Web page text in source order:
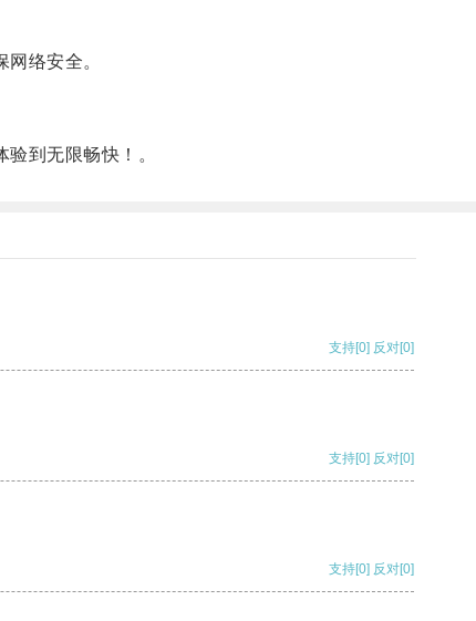
络安全。
到无限畅快！。
支持[0] 反对[0]
支持[0] 反对[0]
支持[0] 反对[0]